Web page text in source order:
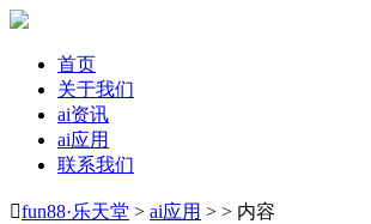
首页
关于我们
ai资讯
ai应用
联系我们
fun88·乐天堂 > ai应用 > > 内容